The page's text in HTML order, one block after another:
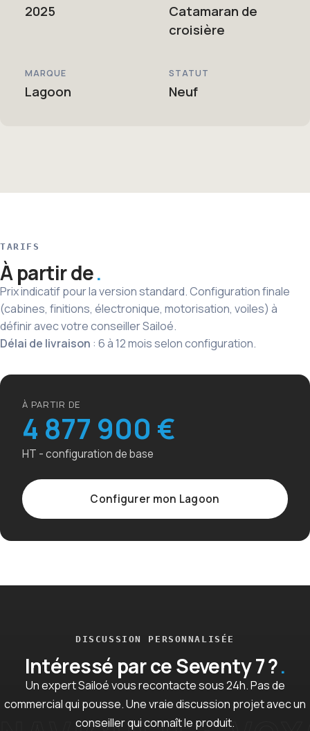
2025
Catamaran de
croisière
MARQUE
Lagoon
STATUT
Neuf
TARIFS
À partir de
Prix indicatif pour la version standard. Configuration finale
(cabines, finitions, électronique, motorisation, voiles) à
définir avec votre conseiller Sailoé.
Délai de livraison : 6 à 12 mois selon configuration.
À PARTIR DE
4 877 900 €
HT - configuration de base
Configurer mon Lagoon
DISCUSSION PERSONNALISÉE
Intéressé par ce Seventy 7 ?
Un expert Sailoé vous recontacte sous 24h. Pas de
commercial qui pousse. Une vraie discussion projet avec un
conseiller qui connaît le produit.